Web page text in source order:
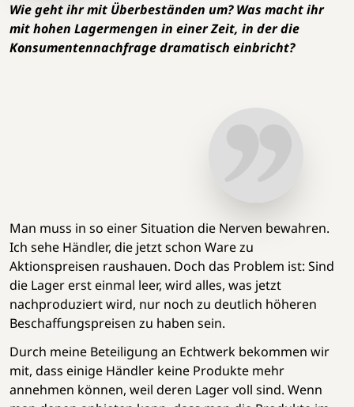
Wie geht ihr mit Überbeständen um? Was macht ihr
mit hohen Lagermengen in einer Zeit, in der die
Konsumentennachfrage dramatisch einbricht?
Man muss in so einer Situation die Nerven bewahren.
Ich sehe Händler, die jetzt schon Ware zu
Aktionspreisen raushauen. Doch das Problem ist: Sind
die Lager erst einmal leer, wird alles, was jetzt
nachproduziert wird, nur noch zu deutlich höheren
Beschaffungspreisen zu haben sein.
Durch meine Beteiligung an Echtwerk bekommen wir
mit, dass einige Händler keine Produkte mehr
annehmen können, weil deren Lager voll sind. Wenn